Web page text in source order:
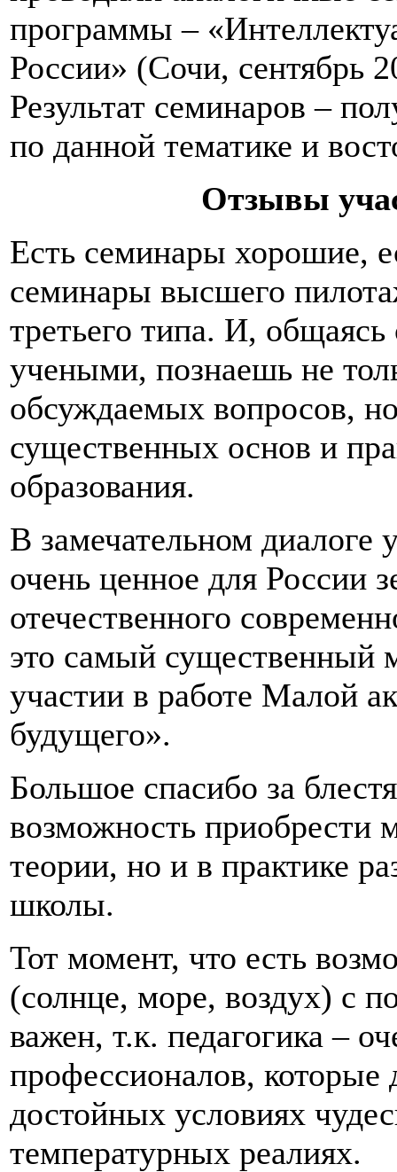
программы –
России» (Сочи, сентябрь
Результат семинаров –
по данной тематике и
Отзывы
Есть семинары хорошие,
семинары высшего
третьего типа. И,
учеными, познаешь не
обсуждаемых вопросов,
существенных основ и
образования.
В замечательном диалоге
очень ценное для России
отечественного
это самый существенный
участии в работе Малой
будущего».
Большое спасибо за
возможность приобрести
теории, но и в практике
школы.
Тот момент, что есть
(солнце, море, воздух) с
важен, т.к. педагогика –
профессионалов,
достойных условиях
температурных реалиях.